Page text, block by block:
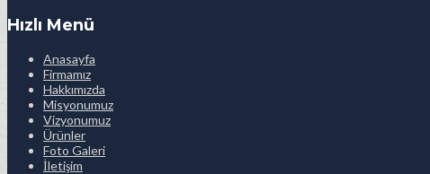
Hızlı Menü
Anasayfa
Firmamız
Hakkımızda
Misyonumuz
Vizyonumuz
Ürünler
Foto Galeri
İletişim